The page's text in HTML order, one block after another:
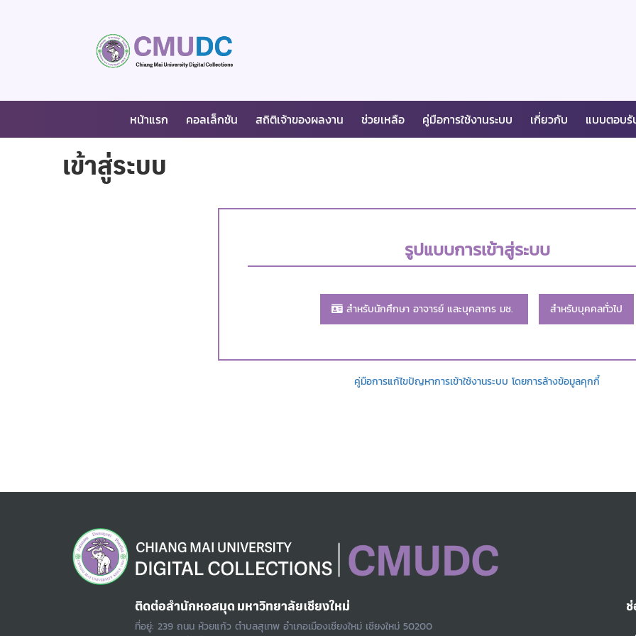
หน้าแรก คอลเล็กชัน สถิติเจ้าของผลงาน ช่วยเหลือ คู่มือการใช้งานระบบ เกี่ยวกับ แบบตอบรั
เข้าสู่ระบบ
รูปแบบการเข้าสู่ระบบ
สำหรับนักศึกษา อาจารย์ และบุคลากร มช. สำหรับบุคคลทั่วไป
คู่มือการแก้ไขปัญหาการเข้าใช้งานระบบ โดยการล้างข้อมูลคุกกี้
ติดต่อสำนักหอสมุด มหาวิทยาลัยเชียงใหม่
ที่อยู่: 239 ถนน ห้วยแก้ว ตำบลสุเทพ อำเภอเมืองเชียงใหม่ เชียงใหม่ 50200